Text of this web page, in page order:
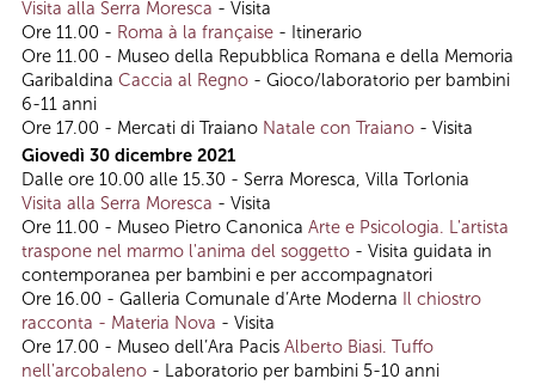
Visita alla Serra Moresca - Visita
Ore 11.00 - Roma à la française - Itinerario
Ore 11.00 - Museo della Repubblica Romana e della Memoria
Garibaldina Caccia al Regno - Gioco/laboratorio per bambini
6-11 anni
Ore 17.00 - Mercati di Traiano Natale con Traiano - Visita
Giovedì 30 dicembre 2021
Dalle ore 10.00 alle 15.30 - Serra Moresca, Villa Torlonia
Visita alla Serra Moresca - Visita
Ore 11.00 - Museo Pietro Canonica Arte e Psicologia. L'artista
traspone nel marmo l'anima del soggetto - Visita guidata in
contemporanea per bambini e per accompagnatori
Ore 16.00 - Galleria Comunale d’Arte Moderna Il chiostro
racconta - Materia Nova - Visita
Ore 17.00 - Museo dell’Ara Pacis Alberto Biasi. Tuffo
nell'arcobaleno - Laboratorio per bambini 5-10 anni